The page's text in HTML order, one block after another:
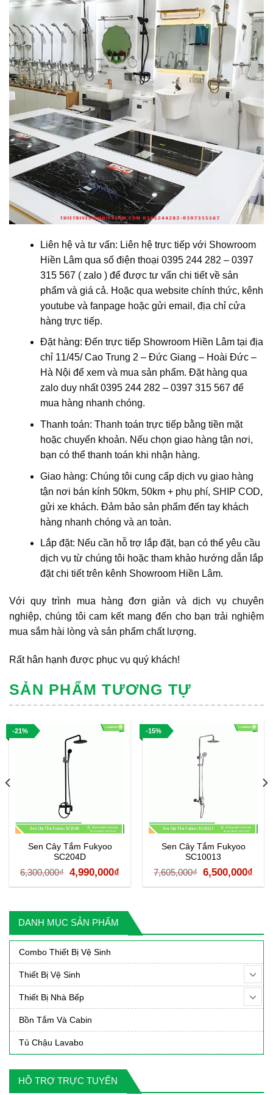
DANH MỤC SẢN PHẨM
Combo Thiết Bị Vệ Sinh
Thiết Bị Vệ Sinh
Thiết Bị Nhà Bếp
Bồn Tắm Và Cabin
Tủ Chậu Lavabo
HỖ TRỢ TRỰC TUYẾN
Liên hệ và tư vấn: Liên hệ trực tiếp với Showroom
Hiền Lâm qua số điện thoại 0395 244 282 – 0397
315 567 ( zalo ) để được tư vấn chi tiết về sản
phẩm và giá cả. Hoặc qua website chính thức, kênh
youtube và fanpage hoặc gửi email, địa chỉ cửa
hàng trực tiếp.
Đặt hàng: Đến trực tiếp Showroom Hiền Lâm tại địa
chỉ 11/45/ Cao Trung 2 – Đức Giang – Hoài Đức –
Hà Nội để xem và mua sản phẩm. Đặt hàng qua
zalo duy nhất 0395 244 282 – 0397 315 567 để
mua hàng nhanh chóng.
Thanh toán: Thanh toán trực tiếp bằng tiền mặt
hoặc chuyển khoản. Nếu chọn giao hàng tận nơi,
bạn có thể thanh toán khi nhận hàng.
Giao hàng: Chúng tôi cung cấp dịch vụ giao hàng
tận nơi bán kính 50km, 50km + phụ phí, SHIP COD,
gửi xe khách. Đảm bảo sản phẩm đến tay khách
hàng nhanh chóng và an toàn.
Lắp đặt: Nếu cần hỗ trợ lắp đặt, bạn có thể yêu cầu
dịch vụ từ chúng tôi hoặc tham khảo hướng dẫn lắp
đặt chi tiết trên kênh Showroom Hiền Lâm.
Với quy trình mua hàng đơn giản và dịch vụ chuyên
nghiệp, chúng tôi cam kết mang đến cho bạn trải nghiệm
mua sắm hài lòng và sản phẩm chất lượng.
Rất hân hạnh được phục vụ quý khách!
SẢN PHẨM TƯƠNG TỰ
-21%
Sen Cây Tắm Fukyoo
SC204D
6,300,000₫ Giá
gốc
6,300,000₫.
4,990,000₫
hiện
là:
4,990,000₫.
-15%
Sen Cây Tắm Fukyoo
SC10013
7,605,000₫ Giá
gốc
6,500,000₫
hiện